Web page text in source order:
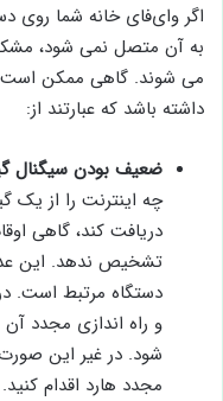
اگر وای‌فای خانه شما روی
به آن متصل نمی ‌شود،
می ‌شوند. گاهی ممکن است
داشته باشد که عبارتند از:
ضعیف بودن سیگنال
دریافت کند، گاهی
تشخیص ندهد. این
دستگاه مرتبط است.
و راه ‌اندازی مجدد
‌شود. در غیر این
مجدد هارد اقدام کنید.